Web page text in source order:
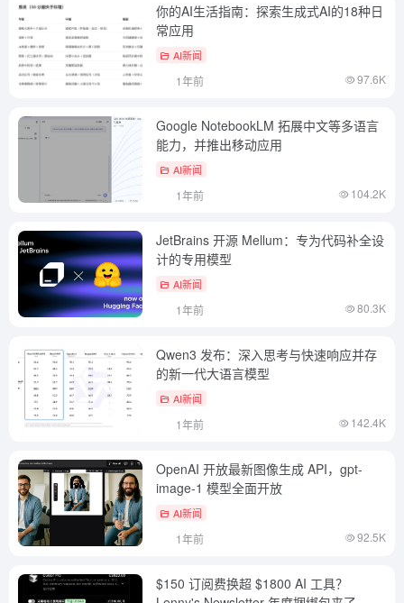
你的AI生活指南：探索生成式AI的18种日
常应用
AI新闻
1年前 97.6K
Google NotebookLM 拓展中文等多语言
能力，并推出移动应用
AI新闻
1年前 104.2K
JetBrains 开源 Mellum：专为代码补全设
计的专用模型
AI新闻
1年前 80.3K
Qwen3 发布：深入思考与快速响应并存
的新一代大语言模型
AI新闻
1年前 142.4K
OpenAI 开放最新图像生成 API，gpt-
image-1 模型全面开放
AI新闻
1年前 92.5K
$150 订阅费换超 $1800 AI 工具？